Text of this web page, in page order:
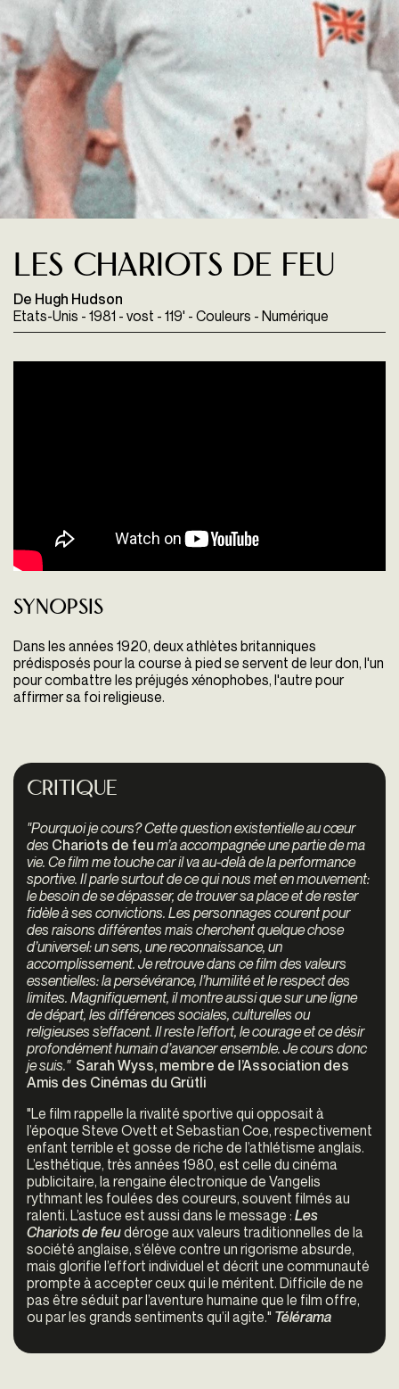
Les Chariots de feu
De Hugh Hudson
Etats-Unis - 1981 - vost - 119' - Couleurs - Numérique
Synopsis
Dans les années 1920, deux athlètes britanniques
prédisposés pour la course à pied se servent de leur don, l'un
pour combattre les préjugés xénophobes, l'autre pour
affirmer sa foi religieuse.
Critique
"Pourquoi je cours? Cette question existentielle au cœur
des Chariots de feu m’a accompagnée une partie de ma
vie. Ce film me touche car il va au-delà de la performance
sportive. Il parle surtout de ce qui nous met en mouvement:
le besoin de se dépasser, de trouver sa place et de rester
fidèle à ses convictions. Les personnages courent pour
des raisons différentes mais cherchent quelque chose
d’universel: un sens, une reconnaissance, un
accomplissement. Je retrouve dans ce film des valeurs
essentielles: la persévérance, l’humilité et le respect des
limites. Magnifiquement, il montre aussi que sur une ligne
de départ, les différences sociales, culturelles ou
religieuses s’effacent. Il reste l’effort, le courage et ce désir
profondément humain d’avancer ensemble. Je cours donc
je suis." Sarah Wyss, membre de l’Association des
Amis des Cinémas du Grütli
"Le film rappelle la rivalité sportive qui opposait à
l’époque Steve Ovett et Sebastian Coe, respectivement
enfant terrible et gosse de riche de l’athlétisme anglais.
L’esthétique, très années 1980, est celle du cinéma
publicitaire, la rengaine électronique de Vangelis
rythmant les foulées des coureurs, souvent filmés au
ralenti. L’astuce est aussi dans le message : Les
Chariots de feudéroge aux valeurs traditionnelles de la
société anglaise, s’élève contre un rigorisme absurde,
mais glorifie l’effort individuel et décrit une communauté
prompte à accepter ceux qui le méritent. Difficile de ne
pas être séduit par l’aventure humaine que le film offre,
ou par les grands sentiments qu’il agite." Télérama